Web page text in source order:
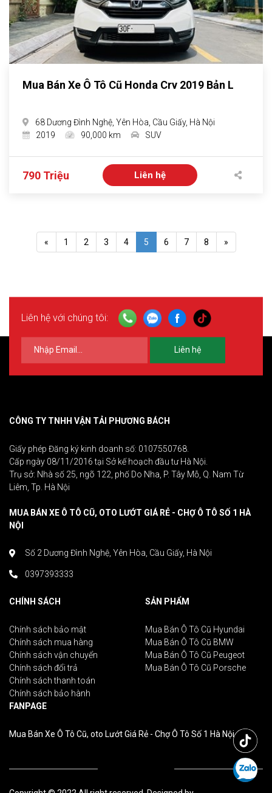
Mua Bán Xe Ô Tô Cũ Honda Crv 2019 Bản L
68 Dương Đình Nghệ, Yên Hòa, Cầu Giấy, Hà Nội
2019
90,000 km SUV
790 Triệu Liên hệ
« 1 2 3 4 5 6 7 8 »
Liên hệ với chúng tôi:
Liên hệ
CÔNG TY TNHH VẬN TẢI PHƯƠNG BÁCH
Giấy phép Đăng ký kinh doanh số: 0107550768.
Cấp ngày 08/11/2016 tại Sở kế hoạch đầu tư Hà Nội.
Trụ sở: Nhà số 25, ngõ 122, phố Do Nha, P. Tây Mỗ, Q. Nam Từ
Liêm, Tp. Hà Nội
MUA BÁN XE Ô TÔ CŨ, OTO LƯỚT GIÁ RẺ - CHỢ Ô TÔ SỐ 1 HÀ
NỘI
Số 2 Dương Đình Nghệ, Yên Hòa, Cầu Giấy, Hà Nội
0397393333
CHÍNH SÁCH
Chính sách bảo mật
Chính sách mua hàng
Chính sách vận chuyển
Chính sách đổi trả
Chính sách thanh toán
Chính sách bảo hành
SẢN PHẨM
Mua Bán Ô Tô Cũ Hyundai
Mua Bán Ô Tô Cũ BMW
Mua Bán Ô Tô Cũ Peugeot
Mua Bán Ô Tô Cũ Porsche
FANPAGE
Mua Bán Xe Ô Tô Cũ, oto Lướt Giá Rẻ - Chợ Ô Tô Số 1 Hà Nội